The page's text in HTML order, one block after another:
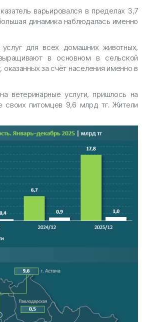
варьировался в пределах 3,7
динамика наблюдалась именно
для всех домашних животных,
в основном в сельской
за счёт населения именно в
ветеринарные услуги, пришлось на
своих питомцев 9,6 млрд тг. Жители